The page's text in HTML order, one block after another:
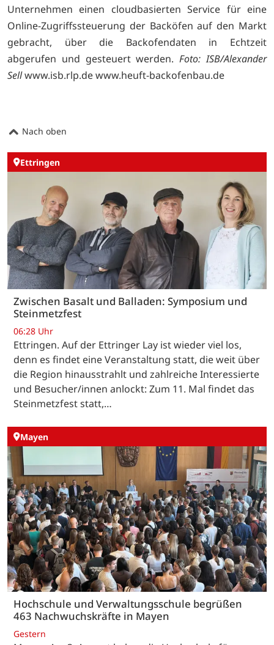
Unternehmen einen cloudbasierten Service für eine
Online-Zugriffssteuerung der Backöfen auf den Markt
gebracht, über die Backofendaten in Echtzeit
abgerufen und gesteuert werden.Foto: ISB/Alexander
Sellwww.isb.rlp.dewww.heuft-backofenbau.de
Nach oben
Ettringen
Zwischen Basalt und Balladen: Symposium und
Steinmetzfest
06:28 Uhr
Ettringen. Auf der Ettringer Lay ist wieder viel los,
denn es findet eine Veranstaltung statt, die weit über
die Region hinausstrahlt und zahlreiche Interessierte
und Besucher/innen anlockt: Zum 11. Mal findet das
Steinmetzfest statt,…
Mayen
Hochschule und Verwaltungsschule begrüßen
463 Nachwuchskräfte in Mayen
Gestern